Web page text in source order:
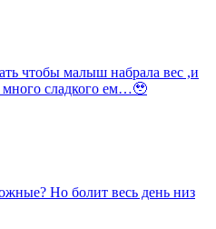
чтобы малыш набрала вес ,и
много сладкого ем…🥹
Но болит весь день низ